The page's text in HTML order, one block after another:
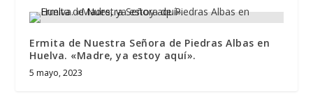
Ermita de Nuestra Señora de Piedras Albas en
Huelva. «Madre, ya estoy aquí».
5 mayo, 2023